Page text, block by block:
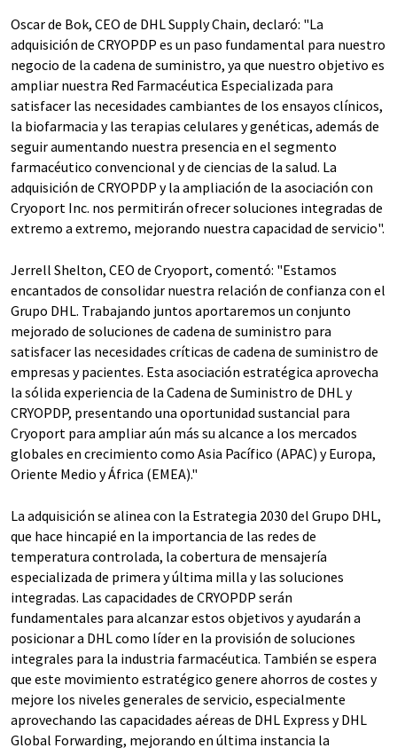
Oscar de Bok, CEO de DHL Supply Chain, declaró: "La
adquisición de CRYOPDP es un paso fundamental para nuestro
negocio de la cadena de suministro, ya que nuestro objetivo es
ampliar nuestra Red Farmacéutica Especializada para
satisfacer las necesidades cambiantes de los ensayos clínicos,
la biofarmacia y las terapias celulares y genéticas, además de
seguir aumentando nuestra presencia en el segmento
farmacéutico convencional y de ciencias de la salud. La
adquisición de CRYOPDP y la ampliación de la asociación con
Cryoport Inc. nos permitirán ofrecer soluciones integradas de
extremo a extremo, mejorando nuestra capacidad de servicio".
Jerrell Shelton, CEO de Cryoport, comentó: "Estamos
encantados de consolidar nuestra relación de confianza con el
Grupo DHL. Trabajando juntos aportaremos un conjunto
mejorado de soluciones de cadena de suministro para
satisfacer las necesidades críticas de cadena de suministro de
empresas y pacientes. Esta asociación estratégica aprovecha
la sólida experiencia de la Cadena de Suministro de DHL y
CRYOPDP, presentando una oportunidad sustancial para
Cryoport para ampliar aún más su alcance a los mercados
globales en crecimiento como Asia Pacífico (APAC) y Europa,
Oriente Medio y África (EMEA)."
La adquisición se alinea con la Estrategia 2030 del Grupo DHL,
que hace hincapié en la importancia de las redes de
temperatura controlada, la cobertura de mensajería
especializada de primera y última milla y las soluciones
integradas. Las capacidades de CRYOPDP serán
fundamentales para alcanzar estos objetivos y ayudarán a
posicionar a DHL como líder en la provisión de soluciones
integrales para la industria farmacéutica. También se espera
que este movimiento estratégico genere ahorros de costes y
mejore los niveles generales de servicio, especialmente
aprovechando las capacidades aéreas de DHL Express y DHL
Global Forwarding, mejorando en última instancia la